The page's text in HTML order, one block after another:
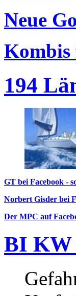
Neue
194
GT bei Facebook -
Norbert Gisder bei
Der MPC auf
BI KW